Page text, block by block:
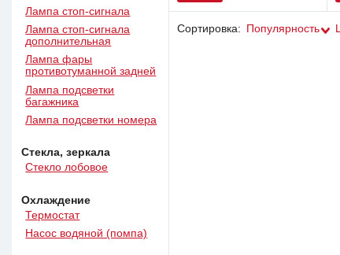
Лампа стоп-сигнала
Лампа стоп-сигнала
дополнительная
Лампа фары
противотуманной задней
Лампа подсветки
багажника
Лампа подсветки номера
Стекла, зеркала
Стекло лобовое
Охлаждение
Термостат
Насос водяной (помпа)
Сортировка: Популярность